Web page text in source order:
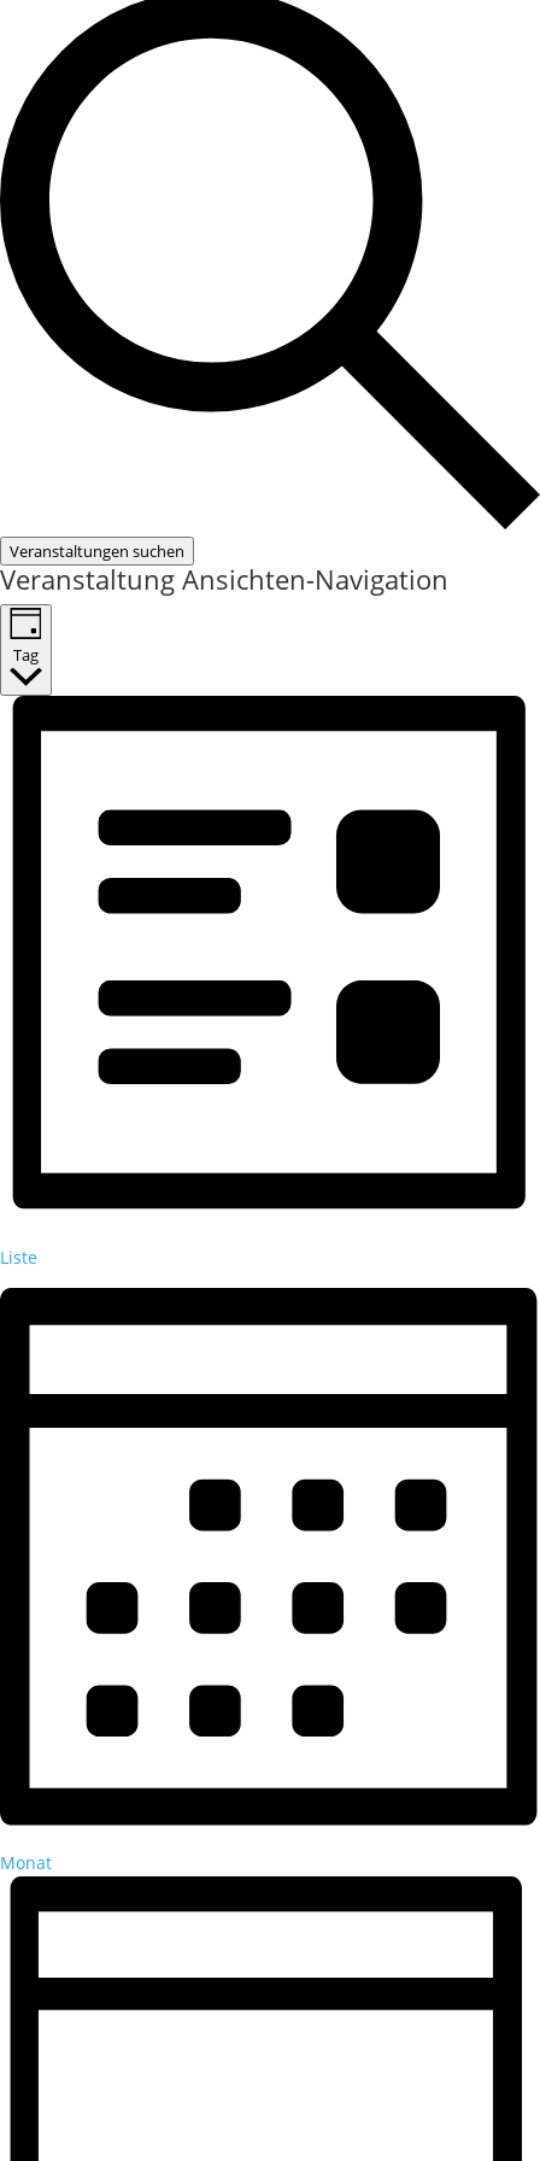
Veranstaltungen suchen
Veranstaltung Ansichten-Navigation
Tag
Liste
Monat